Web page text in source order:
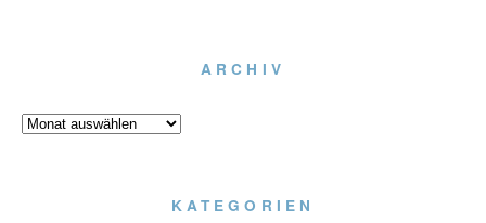
ARCHIV
Archiv
KATEGORIEN